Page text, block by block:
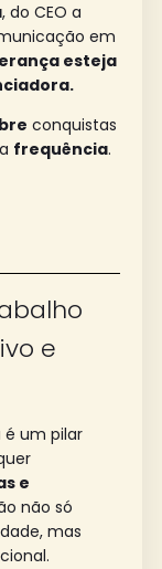
, do CEO a
em
esteja
conquistas
frequência.
e
um pilar
e
não só
mas